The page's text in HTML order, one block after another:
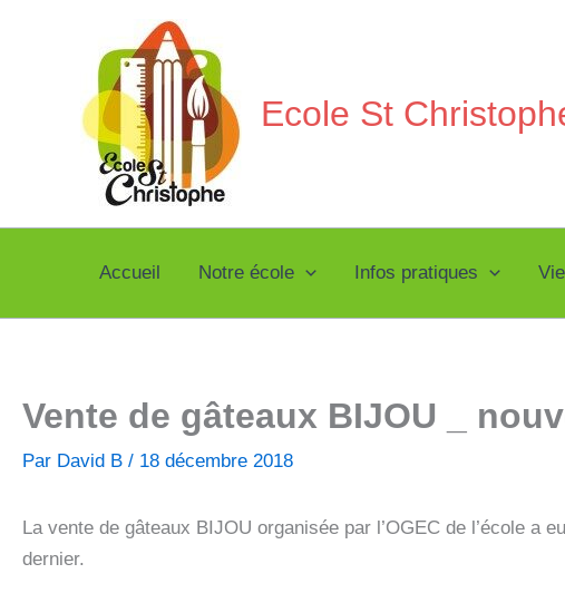
Ecole St
Accueil Notre école Infos pratiques
Vente de gâteaux BIJOU _
Par David B / 18 décembre 2018
La vente de gâteaux BIJOU organisée par l’OGEC de l’école
dernier.